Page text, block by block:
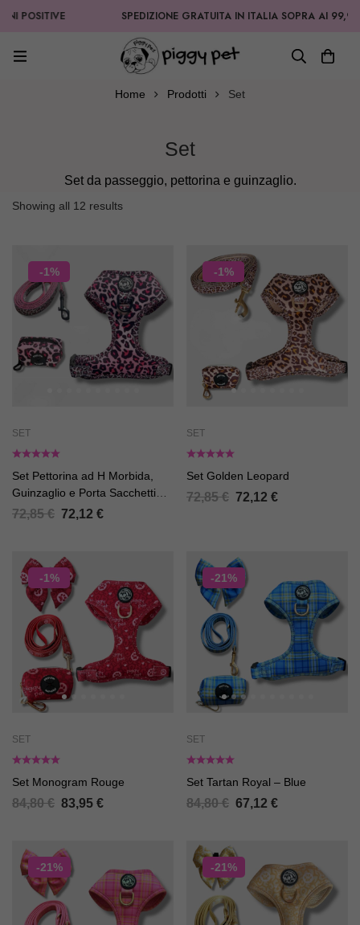
POSITIVE SPEDIZIONE GRATUITA IN ITALIA SOPRA AI 99,90€
Home Prodotti Set
Set
Set da passeggio, pettorina e guinzaglio.
Showing all 12 results
-1%
SET
Set Pettorina ad H Morbida,
Guinzaglio e Porta Sacchetti
Pink Leopard
72,85€ 72,12 €
-1%
SET
Set Golden Leopard
72,85€ 72,12 €
-1%
SET
Set Monogram Rouge
84,80€ 83,95 €
-21%
SET
Set Tartan Royal – Blue
84,80€ 67,12 €
-21% -21%